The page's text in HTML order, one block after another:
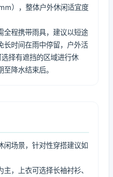
），整体户外休闲适宜度
全程携带雨具，建议以短途
长时间在雨中停留，户外活
择有遮挡的区域进行休
降水结束后。
闲场景，针对性穿搭建议如
，上衣可选择长袖衬衫、